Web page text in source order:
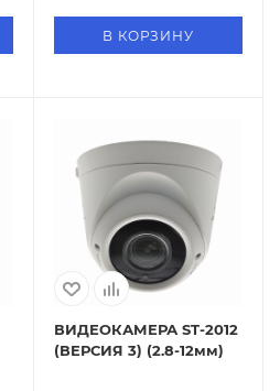
В КОРЗИНУ
ВИДЕОКАМЕРА ST-2012
(ВЕРСИЯ 3) (2.8-12мм)